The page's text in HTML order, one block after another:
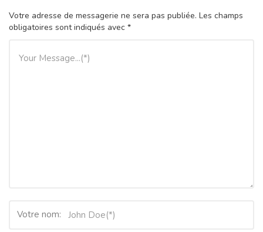
Votre adresse de messagerie ne sera pas publiée. Les champs
obligatoires sont indiqués avec *
Votre nom: